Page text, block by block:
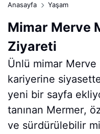
Anasayfa Yaşam
Mimar Merve
Ziyareti
Ünlü mimar Merve
kariyerine
yeni bir sayfa
tanınan Mermer,
ve sürdürülebilir